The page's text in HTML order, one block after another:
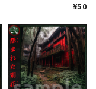
¥50